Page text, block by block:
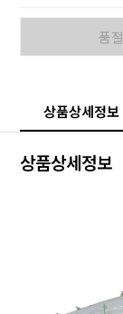
품절
상품상세정보
상품상세정보